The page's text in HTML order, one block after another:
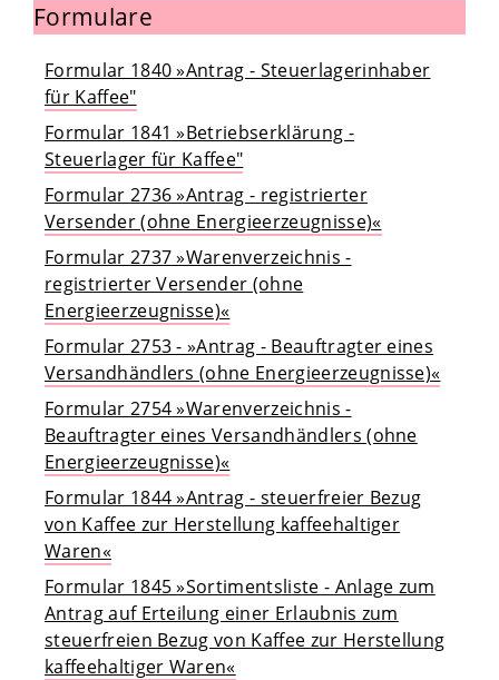
Formulare
Formular 1840 »Antrag - Steuerlagerinhaber
für Kaffee"
Formular 1841 »Betriebserklärung -
Steuerlager für Kaffee"
Formular 2736 »Antrag - registrierter
Versender (ohne Energieerzeugnisse)«
Formular 2737 »Warenverzeichnis -
registrierter Versender (ohne
Energieerzeugnisse)«
Formular 2753 - »Antrag - Beauftragter eines
Versandhändlers (ohne Energieerzeugnisse)«
Formular 2754 »Warenverzeichnis -
Beauftragter eines Versandhändlers (ohne
Energieerzeugnisse)«
Formular 1844 »Antrag - steuerfreier Bezug
von Kaffee zur Herstellung kaffeehaltiger
Waren«
Formular 1845 »Sortimentsliste - Anlage zum
Antrag auf Erteilung einer Erlaubnis zum
steuerfreien Bezug von Kaffee zur Herstellung
kaffeehaltiger Waren«